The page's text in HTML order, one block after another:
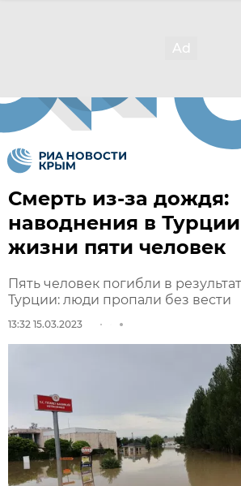
Смерть из-за дождя:
наводнения в
жизни пяти человек
Пять человек погибли в
Турции: люди пропали без вести
13:32 15.03.2023